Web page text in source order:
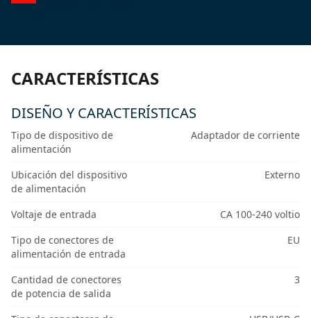
CARACTERÍSTICAS
DISEÑO Y CARACTERÍSTICAS
Tipo de dispositivo de
alimentación
Adaptador de corriente
Ubicación del dispositivo
de alimentación
Externo
Voltaje de entrada
CA 100-240 voltio
Tipo de conectores de
alimentación de entrada
EU
Cantidad de conectores
de potencia de salida
3